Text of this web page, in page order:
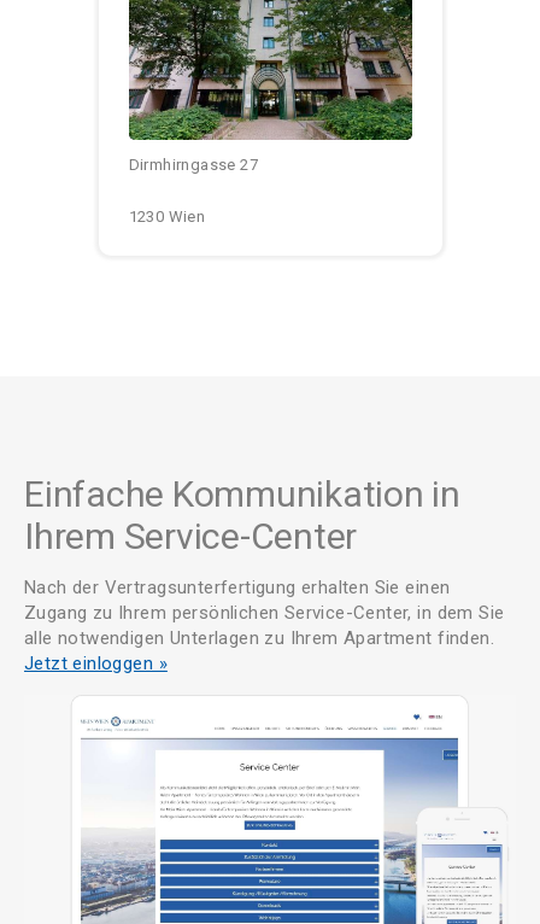
Größen:
Monatliche Kosten:
Dirmhirngasse 27
1230 Wien
Einfache Kommunikation in
Ihrem Service-Center
Nach der Vertragsunterfertigung erhalten Sie einen
Zugang zu Ihrem persönlichen Service-Center, in dem Sie
alle notwendigen Unterlagen zu Ihrem Apartment finden.
Jetzt einloggen »